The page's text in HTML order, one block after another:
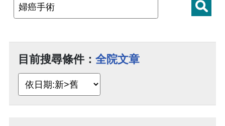
目前搜尋條件： 全院文章